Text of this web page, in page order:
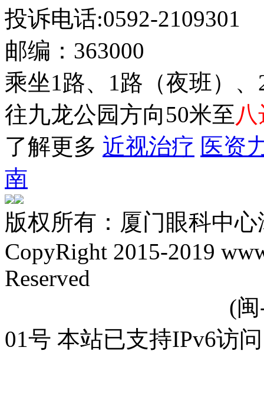
投诉电话:0592-2109301
邮编：363000
乘坐1路、1路（夜班）
往九龙公园方向50米至
了解更多 近视治疗 医资
南
版权所有：厦门眼科中
CopyRight 2015-2019
Reserved
(
01号 本站已支持IPv6访问